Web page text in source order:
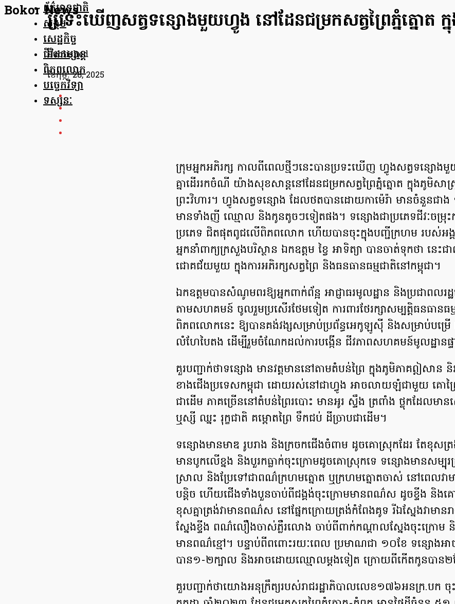
Bokor News
ព័ត៌មានជាតិ
សង្គម
សេដ្ឋកិច្ច
ជីវិតកម្សាន្ត
ពិភពលោក
បច្ចេកវិទ្យា
ទស្សនៈ
ប្រទះឃើញសត្វទន្សោងមួយហ្វូង នៅដែនជម្រកសត្វព្រៃភ្នំត្នោត ក្នុង
Published
ខែ​កុម្ភៈ 28, 2025
ក្រុមអ្នកអភិរក្ស កាលពីពេលថ្មីៗនេះបានប្រទះឃើញ ហ្វូងសត្វទន្សោង
គ្នាដើរ​រកចំណី យ៉ាងសុខសាន្តនៅដែនជម្រកសត្វព្រៃភ្នំត្នោត ក្នុងភូមិសាស្ត្
ព្រះវិហារ។ ហ្វូងសត្វទន្សោង ដែលថតបានដោយកាម៉េរ៉ា មានចំនួនជា
មានទាំងញី ឈ្មោល និងកូនតូចៗទៀតផង។ ទន្សោងជាប្រភេទជីវៈចម្រុះ
ប្រភេទ ជិតផុតពូជលើពិភពលោក ហើយបានចុះក្នុងបញ្ជីក្រហម របស់អង្គ
អ្នកនាំពាក្យក្រសួងបរិស្ថាន ឯកឧត្តម ខ្វៃ អាទិត្យា បានចាត់ទុកថា នេះ
ជោគជ័យមួយ ក្នុងការអភិរក្សសត្វព្រៃ និងធនធានធម្មជាតិនៅកម្ពុជា។
ឯកឧត្តមបានសំណូមពរឱ្យអ្នកពាក់ព័ន្អ អាជ្ញាធរមូលដ្ឋាន និងប្រជាពលរដ្
តាមសហគមន៍ ចូលរួមប្រសើរថែមទៀត ការពារថែរក្សាសម្បត្តិធនធានធ
ពិភពលោកនេះ ឱ្យបានគង់វង្សសម្រាប់ប្រព័ន្ធអេកូឡូស៊ី និងសម្រាប់បម្
លំហែបៃតង ដើម្បីរួមចំណែកដល់ការបង្កើន ជីវភាពសហគមន៍មូលដ្ឋានផ្
គួរបញ្ជាក់ថាទន្សោង មានវត្តមាននៅតាម​តំបន់ព្រៃ ក្នុងភូមិភាគឦសាន
ខាងជើងប្រទេសកម្ពុជា ដោយរស់នៅជាហ្វូង អាចលាយឡំជាមួយ គោព្រ
ជាដើម ភាគច្រើននៅតំបន់ព្រៃរបោះ មានអូរ ស្ទឹង ត្រពាំង ថ្លុកដែលមាន
ឬស្សី ឈ្នះ រុក្ខជាតិ គម្ពោតព្រៃ ទឹកជប់ ដីច្រាបជាដើម។
ទន្សោងមានមាឌ រូបរាង និងក្រចកជើងចំពាម ដូច​គោស្រុក​ដែរ តែខុសត្
មានបូកលើខ្នង និងបួរក​ធ្លាក់ចុះក្រោមដូចគោស្រុកទេ ទន្សោងមាន​សម្បុរ
ស្រាល និងប្រែទៅជាពណ៌ក្រហមត្នោត ឬក្រហមត្នោតចាស់ នៅពេលវ
បន្តិច ហើយជើងទាំងបួនចាប់ពីជង្គង់ចុះក្រោមមានពណ៌ស ដូចខ្ទីង និងគោព្
ខុសគ្នាត្រង់វាមានពណ៌ស នៅផ្នែកក្រោយ​ត្រង់កំពែងគូទ រីឯស្នែងវាមាន
ស្នែងខ្ទីង ពណ៌លឿងចាស់ភ្លឺរលោង ចាប់ពីពាក់កណ្តាលស្នែងចុះក្រោម
មានពណ៌ខ្មៅ។ បន្ទាប់ពីពពោះរយៈពេល ប្រមាណជា ១០ខែ ទន្សោងអា
បាន១-២ក្បាល និងអាចដោយឈ្មោលម្ដងទៀត ក្រោយពីកើតកូនបាន២
គួរបញ្ជាក់ថាយោងអនុក្រឹត្យរបស់រាជរដ្ឋាភិបាលលេខ១៧៦អនក្រ.បក ចុ